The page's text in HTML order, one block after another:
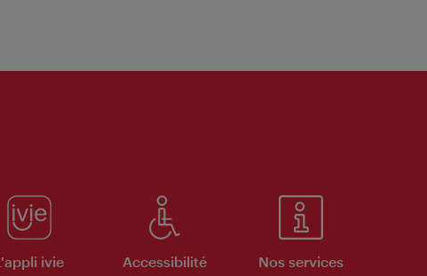
ivie Accessibilité Nos services